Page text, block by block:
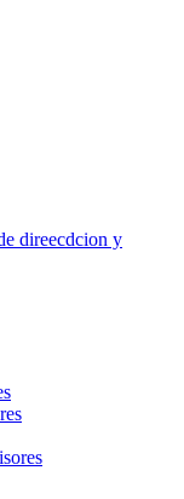
direecdcion y